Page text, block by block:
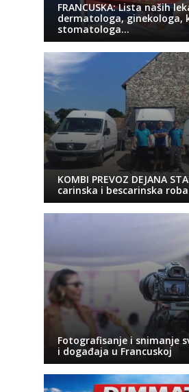
FRANCUSKA: Lista naših
dermatologa, ginekologa,
stomatologa…
KOMBI PREVOZ DEJANA
carinska i bescarinska roba
Fotografisanje i snimanje
i događaja u Francuskoj